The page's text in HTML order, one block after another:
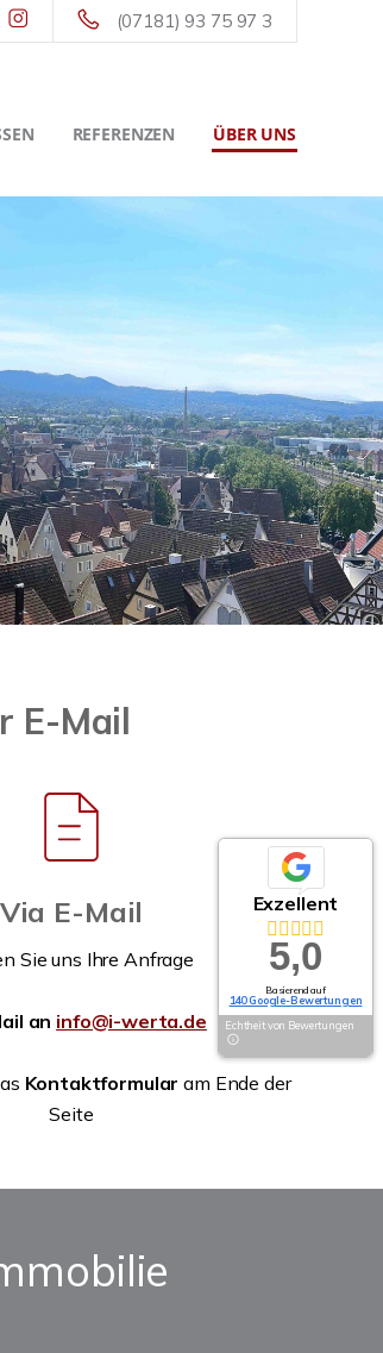
(07181) 93 75 97 3
REFERENZEN ÜBER UNS
E-Mail
Via E-Mail
Sie uns Ihre Anfrage
an info@i-werta.de
Kontaktformularam Ende der
Seite
Exzellent
5,0
Basierend auf
140 Google-Bewertungen
Echtheit von Bewertungen